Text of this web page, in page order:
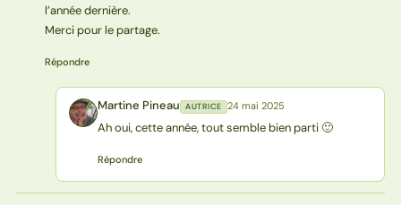
l’année dernière.
Merci pour le partage.
Répondre
MP Martine Pineau AUTRICE 24 mai 2025
Ah oui, cette année, tout semble bien parti 🙂
Répondre